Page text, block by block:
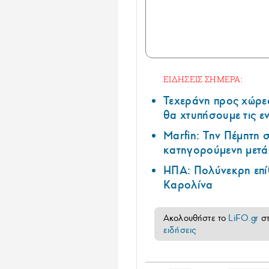
ΕΙΔΗΣΕΙΣ ΣΗΜΕΡΑ:
Τεχεράνη προς
θα χτυπήσουμε τις
Marfin: Την Πέμπτη
κατηγορούμενη
ΗΠΑ: Πολύνεκρη
Καρολίνα
Ακολουθήστε το LiFO.gr
ειδήσεις